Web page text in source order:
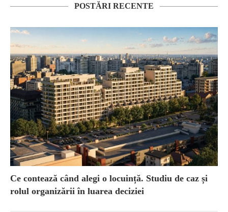
POSTĂRI RECENTE
Ce contează când alegi o locuință. Studiu de caz și
rolul organizării în luarea deciziei